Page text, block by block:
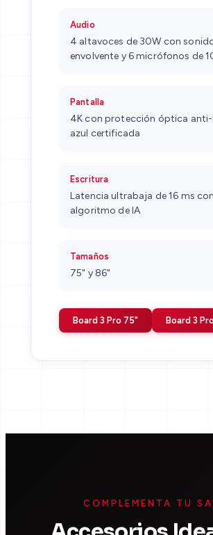
Audio
4 altavoces de 30W con
envolvente y 6 micrófonos de
Pantalla
4K con protección óptica
azul certificada
Escritura
Latencia ultrabaja de 16 ms con
algoritmo de IA
Tamaños
75" y 86"
Board 3 Pro 75" Board 3
COMPLEMENTA TU